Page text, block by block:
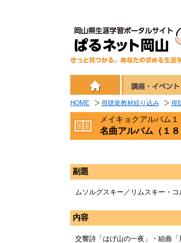
HOME 視聴覚教材絞り込み 視
メイキョクアルバム１
名曲アルバム（１８
副題
ムソルグスキー／リムスキー・コ
内容
交響詩「はげ山の一夜」・組曲